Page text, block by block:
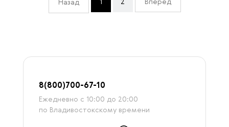
Назад 1 2 Вперед
8(800)700-67-10
Ежедневно с 10:00 до 20:00
по Владивостокскому времени